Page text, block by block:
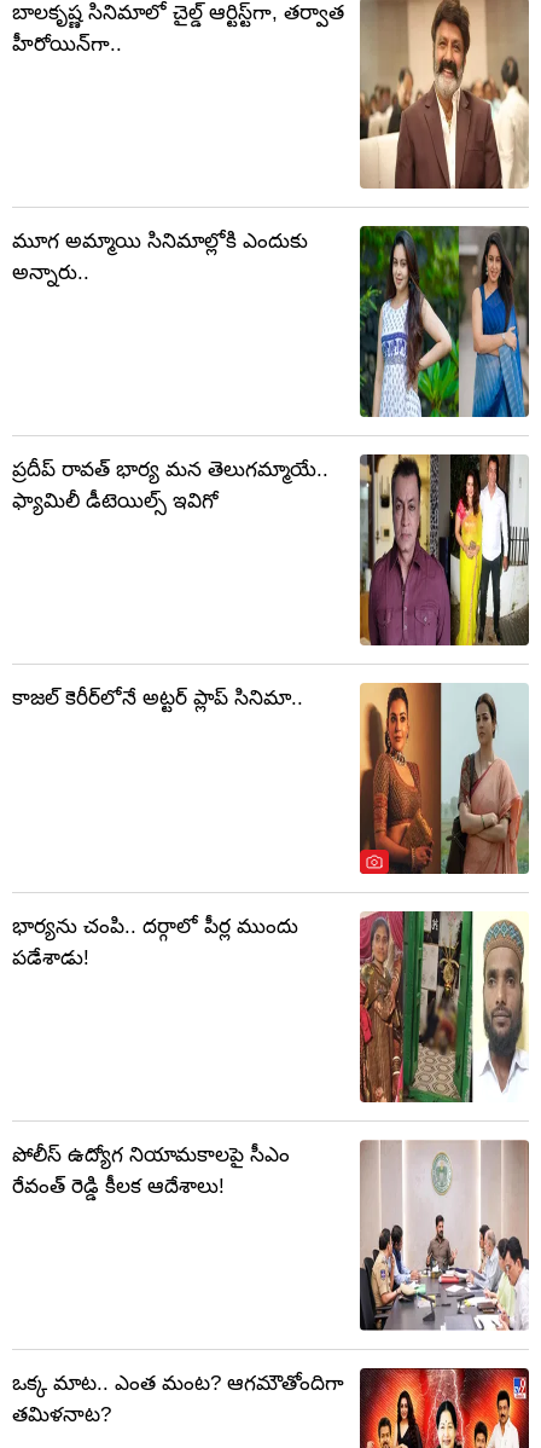
బాలకృష్ణ సినిమాలో చైల్డ్ ఆర్టిస్ట్‏గా, తర్వాత
హీరోయిన్‏గా..
మూగ అమ్మాయి సినిమాల్లోకి ఎందుకు
అన్నారు..
ప్రదీప్ రావత్ భార్య మన తెలుగమ్మాయే..
ఫ్యామిలీ డీటెయిల్స్ ఇవిగో
కాజల్ కెరీర్‏లోనే అట్టర్ ప్లాప్ సినిమా..
భార్యను చంపి.. దర్గాలో పీర్ల ముందు
పడేశాడు!
పోలీస్ ఉద్యోగ నియామకాలపై సీఎం
రేవంత్ రెడ్డి కీలక ఆదేశాలు!
ఒక్క మాట.. ఎంత మంట? ఆగమౌతోందిగా
తమిళనాట?